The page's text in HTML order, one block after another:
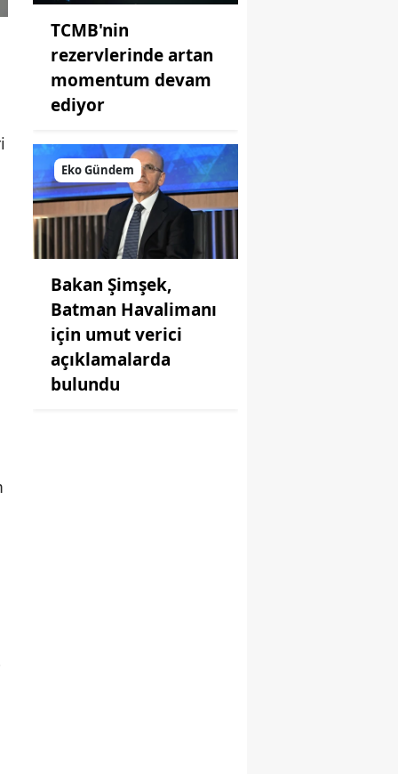
TCMB'nin
rezervlerinde artan
momentum devam
ediyor
Eko Gündem
Bakan Şimşek,
Batman Havalimanı
için umut verici
açıklamalarda
bulundu